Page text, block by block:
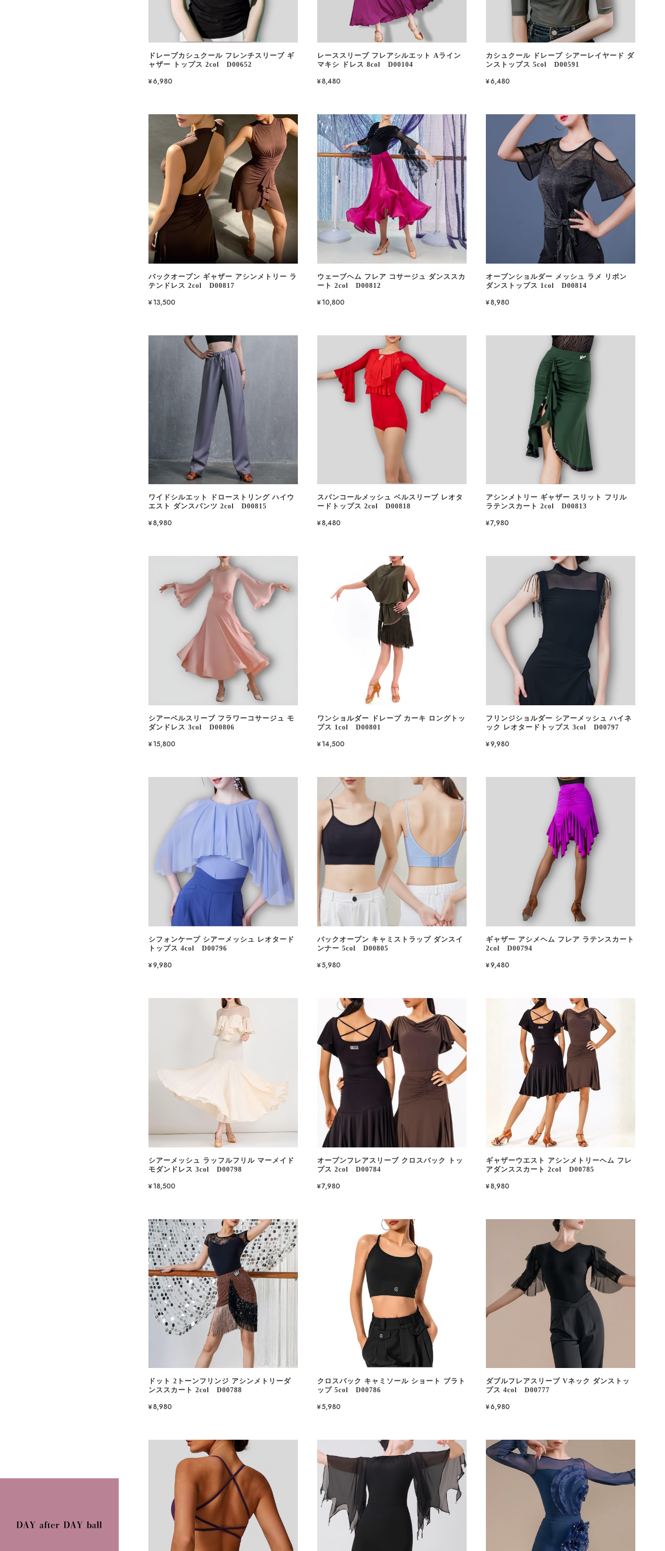
ドレープカシュクール フレンチスリーブ ギ
ャザー トップス 2col D00652
¥6,980
レーススリーブ フレアシルエット Aライン
マキシ ドレス 8col D00104
¥8,480
カシュクール ドレープ シアーレイヤード ダ
ンストップス 5col D00591
¥6,480
バックオープン ギャザー アシンメトリー ラ
テンドレス 2col D00817
¥13,500
ウェーブヘム フレア コサージュ ダンススカ
ート 2col D00812
¥10,800
オープンショルダー メッシュ ラメ リボン
ダンストップス 1col D00814
¥8,980
ワイドシルエット ドローストリング ハイウ
エスト ダンスパンツ 2col D00815
¥8,980
スパンコールメッシュ ベルスリーブ レオタ
ードトップス 2col D00818
¥8,480
アシンメトリー ギャザー スリット フリル
ラテンスカート 2col D00813
¥7,980
シアーベルスリーブ フラワーコサージュ モ
ダンドレス 3col D00806
¥15,800
ワンショルダー ドレープ カーキ ロングトッ
プス 1col D00801
¥14,500
フリンジショルダー シアーメッシュ ハイネ
ック レオタードトップス 3col D00797
¥9,980
シフォンケープ シアーメッシュ レオタード
トップス 4col D00796
¥9,980
バックオープン キャミストラップ ダンスイ
ンナー 5col D00805
¥5,980
ギャザー アシメヘム フレア ラテンスカート
2col D00794
¥9,480
シアーメッシュ ラッフルフリル マーメイド
モダンドレス 3col D00798
¥18,500
オープンフレアスリーブ クロスバック トッ
プス 2col D00784
¥7,980
ギャザーウエスト アシンメトリーヘム フレ
アダンススカート 2col D00785
¥8,980
ドット 2トーンフリンジ アシンメトリーダ
ンススカート 2col D00788
¥8,980
クロスバック キャミソール ショート ブラト
ップ 5col D00786
¥5,980
ダブルフレアスリーブ Vネック ダンストッ
プス 4col D00777
¥6,980